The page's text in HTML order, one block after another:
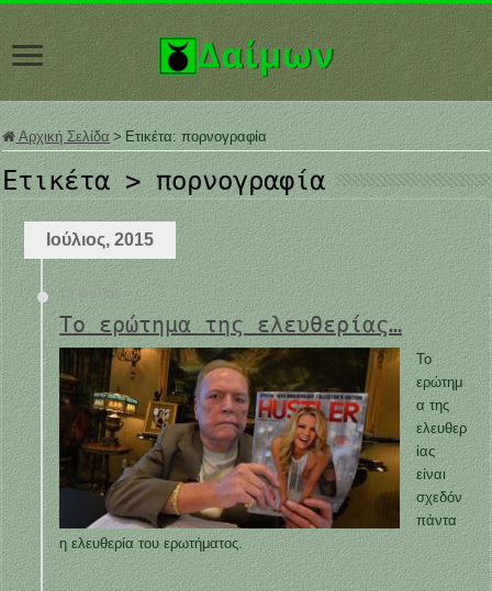
Αρχική Σελίδα > Ετικέτα:πορνογραφία
Ετικέτα >πορνογραφία
Ιούλιος, 2015
13 Ιουλίου
Το ερώτημα της ελευθερίας…
Το
ερώτημ
α της
ελευθερ
ίας
είναι
σχεδόν
πάντα
η ελευθερία του ερωτήματος.